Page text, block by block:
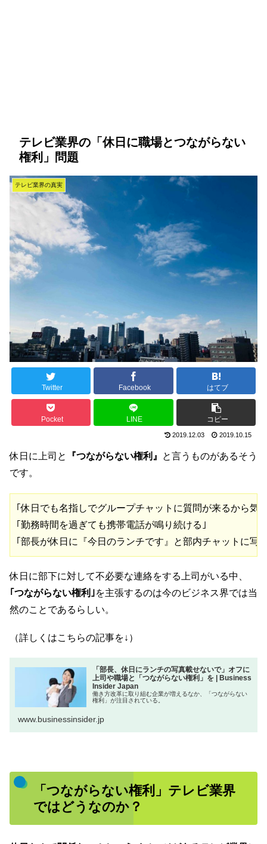
テレビ業界の「休日に職場とつながらない
権利」問題
テレビ業界の真実
Twitter Facebook はてブ
Pocket LINE コピー
2019.12.03 2019.10.15
休日に上司と 『つながらない権利』
と言うものがあるそう
です。
｢休日でも名指しでグループチャットに質問が来るから気
｢勤務時間を過ぎても携帯電話が鳴り続ける｣
｢部長が休日に『今日のランチです』と部内チャットに
休日に部下に対して不必要な連絡をする上司がいる中、
｢つながらない権利｣を主張するのは今のビジネス界では当
然のことであるらしい。
（詳しくはこちらの記事を↓）
「部長、休日にランチの写真載せないで」オフに
上司や職場と「つながらない権利」を | Business
Insider Japan
働き方改革に取り組む企業が増えるなか、「つながらない
権利」が注目されている。
www.businessinsider.jp
「つながらない権利」テレビ業界
ではどうなのか？